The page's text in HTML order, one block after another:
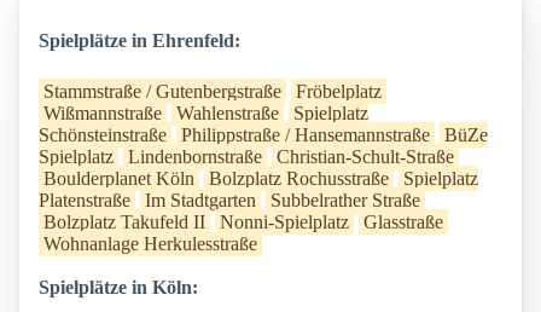
Spielplätze in Ehrenfeld:
Stammstraße / Gutenbergstraße
Fröbelplatz
Wißmannstraße
Wahlenstraße
Spielplatz
Schönsteinstraße
Philippstraße / Hansemannstraße
BüZe
Spielplatz
Lindenbornstraße
Christian-Schult-Straße
Boulderplanet Köln
Bolzplatz Rochusstraße
Spielplatz
Platenstraße
Im Stadtgarten
Subbelrather Straße
Bolzplatz Takufeld II
Nonni-Spielplatz
Glasstraße
Wohnanlage Herkulesstraße
Spielplätze in Köln: